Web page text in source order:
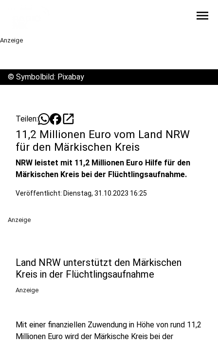
menu
Anzeige
© Symbolbild: Pixabay
Teilen: open_in_new
11,2 Millionen Euro vom Land NRW
für den Märkischen Kreis
NRW leistet mit 11,2 Millionen Euro Hilfe für den
Märkischen Kreis bei der Flüchtlingsaufnahme.
Veröffentlicht: Dienstag, 31.10.2023 16:25
Anzeige
Land NRW unterstützt den Märkischen
Kreis in der Flüchtlingsaufnahme
Anzeige
Mit einer finanziellen Zuwendung in Höhe von rund 11,2
Millionen Euro wird der Märkische Kreis bei der